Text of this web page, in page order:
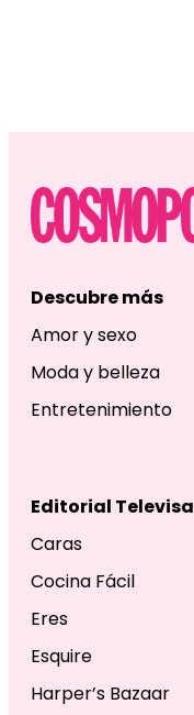
Descubre más
Amor y sexo
Moda y belleza
Entretenimiento
Editorial Televisa
Caras
Cocina Fácil
Eres
Esquire
Harper’s Bazaar